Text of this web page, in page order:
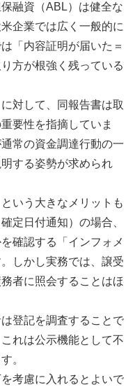
融資（ABL）は健全な
企業では広く一般的に
「内容証明が届いた＝
方が根強く残っている
対して、同報告書は取
要性を指摘していま
常の資金調達行動の一
する姿勢が求められ
いう大きなメリットも
定日付通知）の場合、
確認する「インフォメ
しかし実務では、譲受
者に照会することはほ
登記を調査することで
れは公示機能として不
。
考慮に入れるとよいで